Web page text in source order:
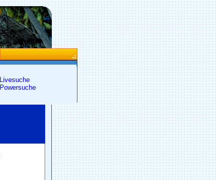
Livesuche
Powersuche